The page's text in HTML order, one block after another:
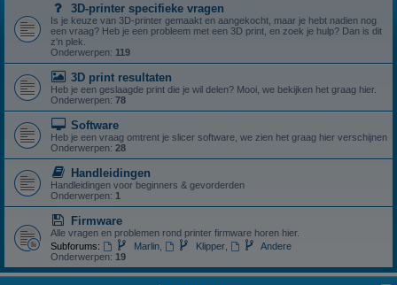
3D-printer specifieke vragen
Is je keuze van 3D-printer gemaakt en aangekocht, maar je hebt nadien nog
een vraag? Heb je een probleem met een 3D print, en zoek je hulp? Dan is dit
z'n plek.
Onderwerpen: 119
3D print resultaten
Heb je een geslaagde print die je wil delen? Mooi, we bekijken het graag hier.
Onderwerpen: 78
Software
Heb je een vraag omtrent je slicer software, we zien het graag hier verschijnen
Onderwerpen: 28
Handleidingen
Handleidingen voor beginners & gevorderden
Onderwerpen: 1
Firmware
Alle vragen en problemen rond printer firmware horen hier.
Subforums:
Marlin Klipper
Andere
Onderwerpen: 19